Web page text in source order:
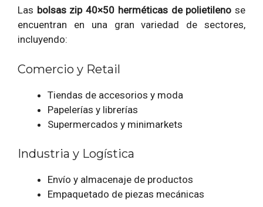
Las bolsas zip 40×50 herméticas de polietileno se
encuentran en una gran variedad de sectores,
incluyendo:
Comercio y Retail
Tiendas de accesorios y moda
Papelerías y librerías
Supermercados y minimarkets
Industria y Logística
Envío y almacenaje de productos
Empaquetado de piezas mecánicas